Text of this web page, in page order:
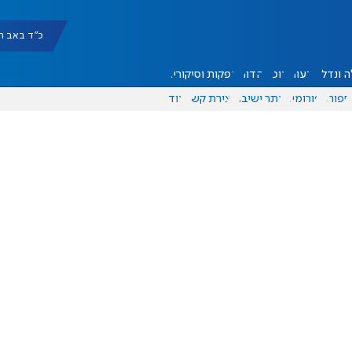
כ"ד באב תשפ"ו
ונדל"ן דעות אוכל יהדות הפקות וסיקורים
ספורט פורומים אתר ישיבה יצירת קשר עוד